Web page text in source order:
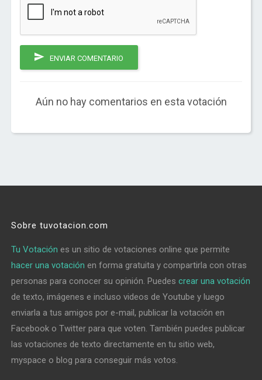
ENVIAR COMENTARIO
Aún no hay comentarios en esta votación
Sobre tuvotacion.com
Tu Votación es un sitio de votaciones online que permite
hacer una votación en forma gratuita y compartirla con otras
personas para conocer su opinión. Puedescrear una votación
de texto, imágenes e incluso videos de Youtube y luego
enviarla a tus amigos por e-mail, publicar la votación en
Facebook o Twitter para que voten. También puedes publicar
las votaciones de texto directamente en tu sitio web,
myspace o blog para conseguir más votos.